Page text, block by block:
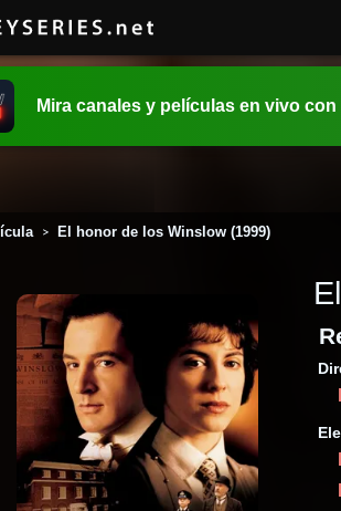
Mira canales y películas en vivo con
> El honor de los Winslow (1999)